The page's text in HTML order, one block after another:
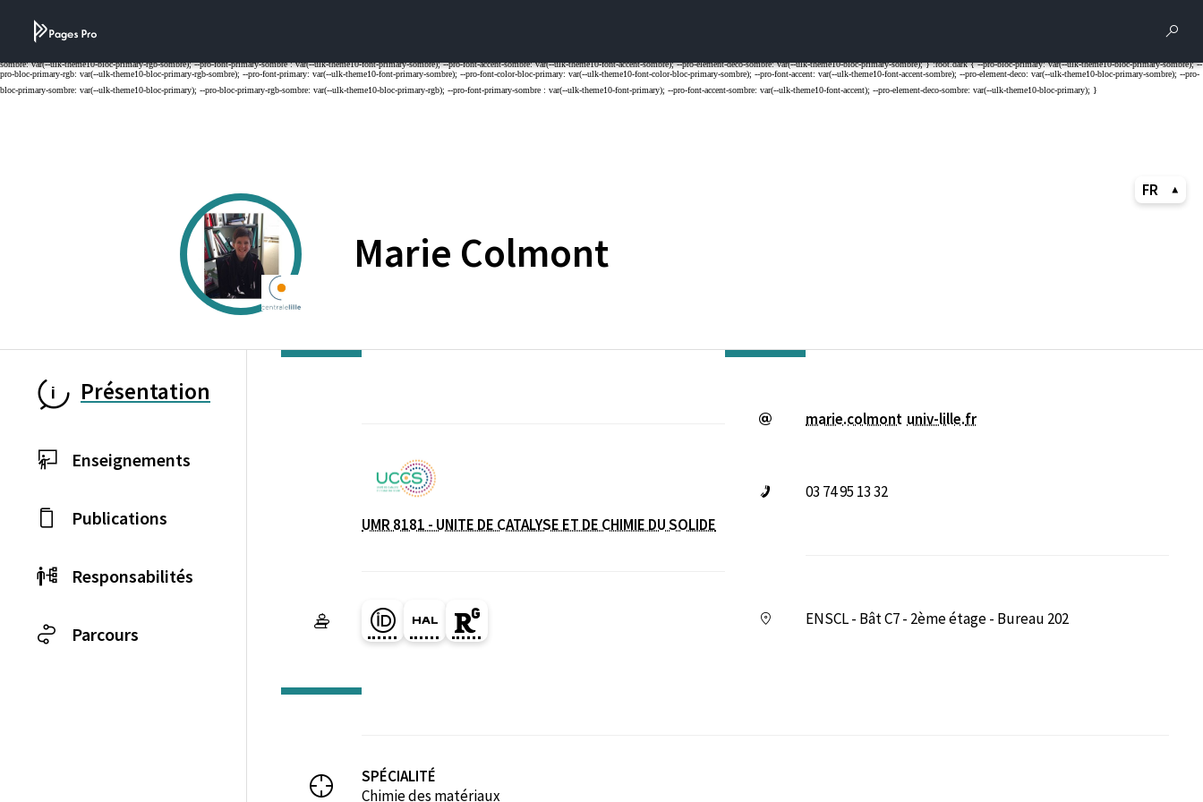
Marie Colmont
Laboratoire / équipeUMR 8181 - UNITE DE CATALYSE ET DE CHIMIE DU SOLIDE
Page Orcid du membre (Ouverture dans une nouvelle fenêtre)
HAL marie-colmont (Ouverture dans une nouvelle fenêtre)
Page Researchgate du membre (Ouverture dans une nouvelle fenêtre)
marie.colmont univ-lille.fr
03 74 95 13 32
ENSCL - Bât C7 - 2ème étage - Bureau 202
SPÉCIALITÉ
Chimie des matériaux
FR
Présentation
Enseignements
Publications
Responsabilités
Parcours